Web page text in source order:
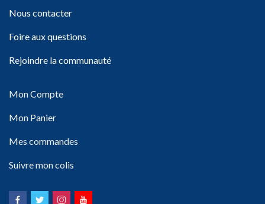
Nous contacter
Foire aux questions
Rejoindre la communauté
Mon Compte
Mon Panier
Mes commandes
Suivre mon colis